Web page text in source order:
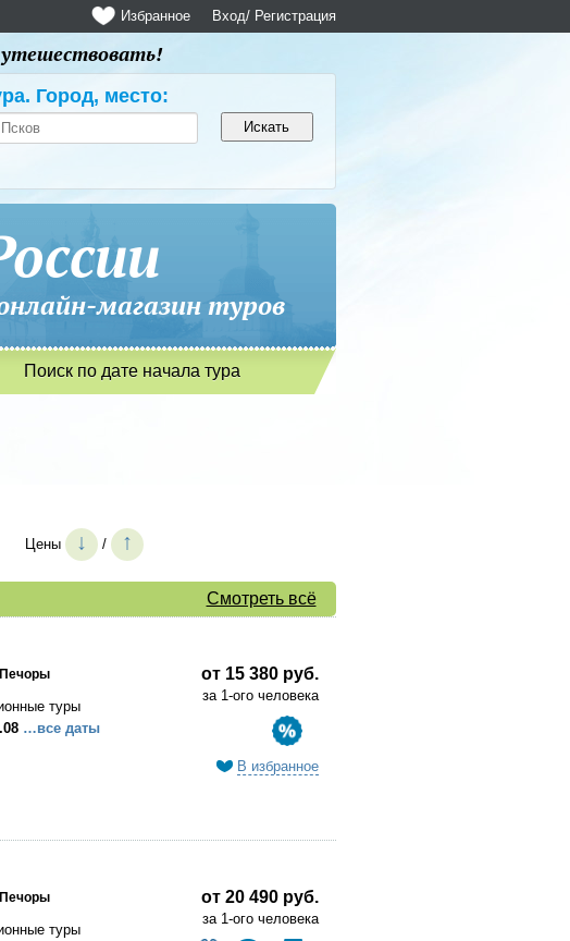
Вход/ Регистрация
Избранное
Город, место:
магазин туров
Поиск по дате начала тура
Цены ↓ / ↑
Смотреть всё
Печоры
туры
…все даты
от 15 380 руб.
за 1-ого человека
В избранное
Печоры
туры
от 20 490 руб.
за 1-ого человека